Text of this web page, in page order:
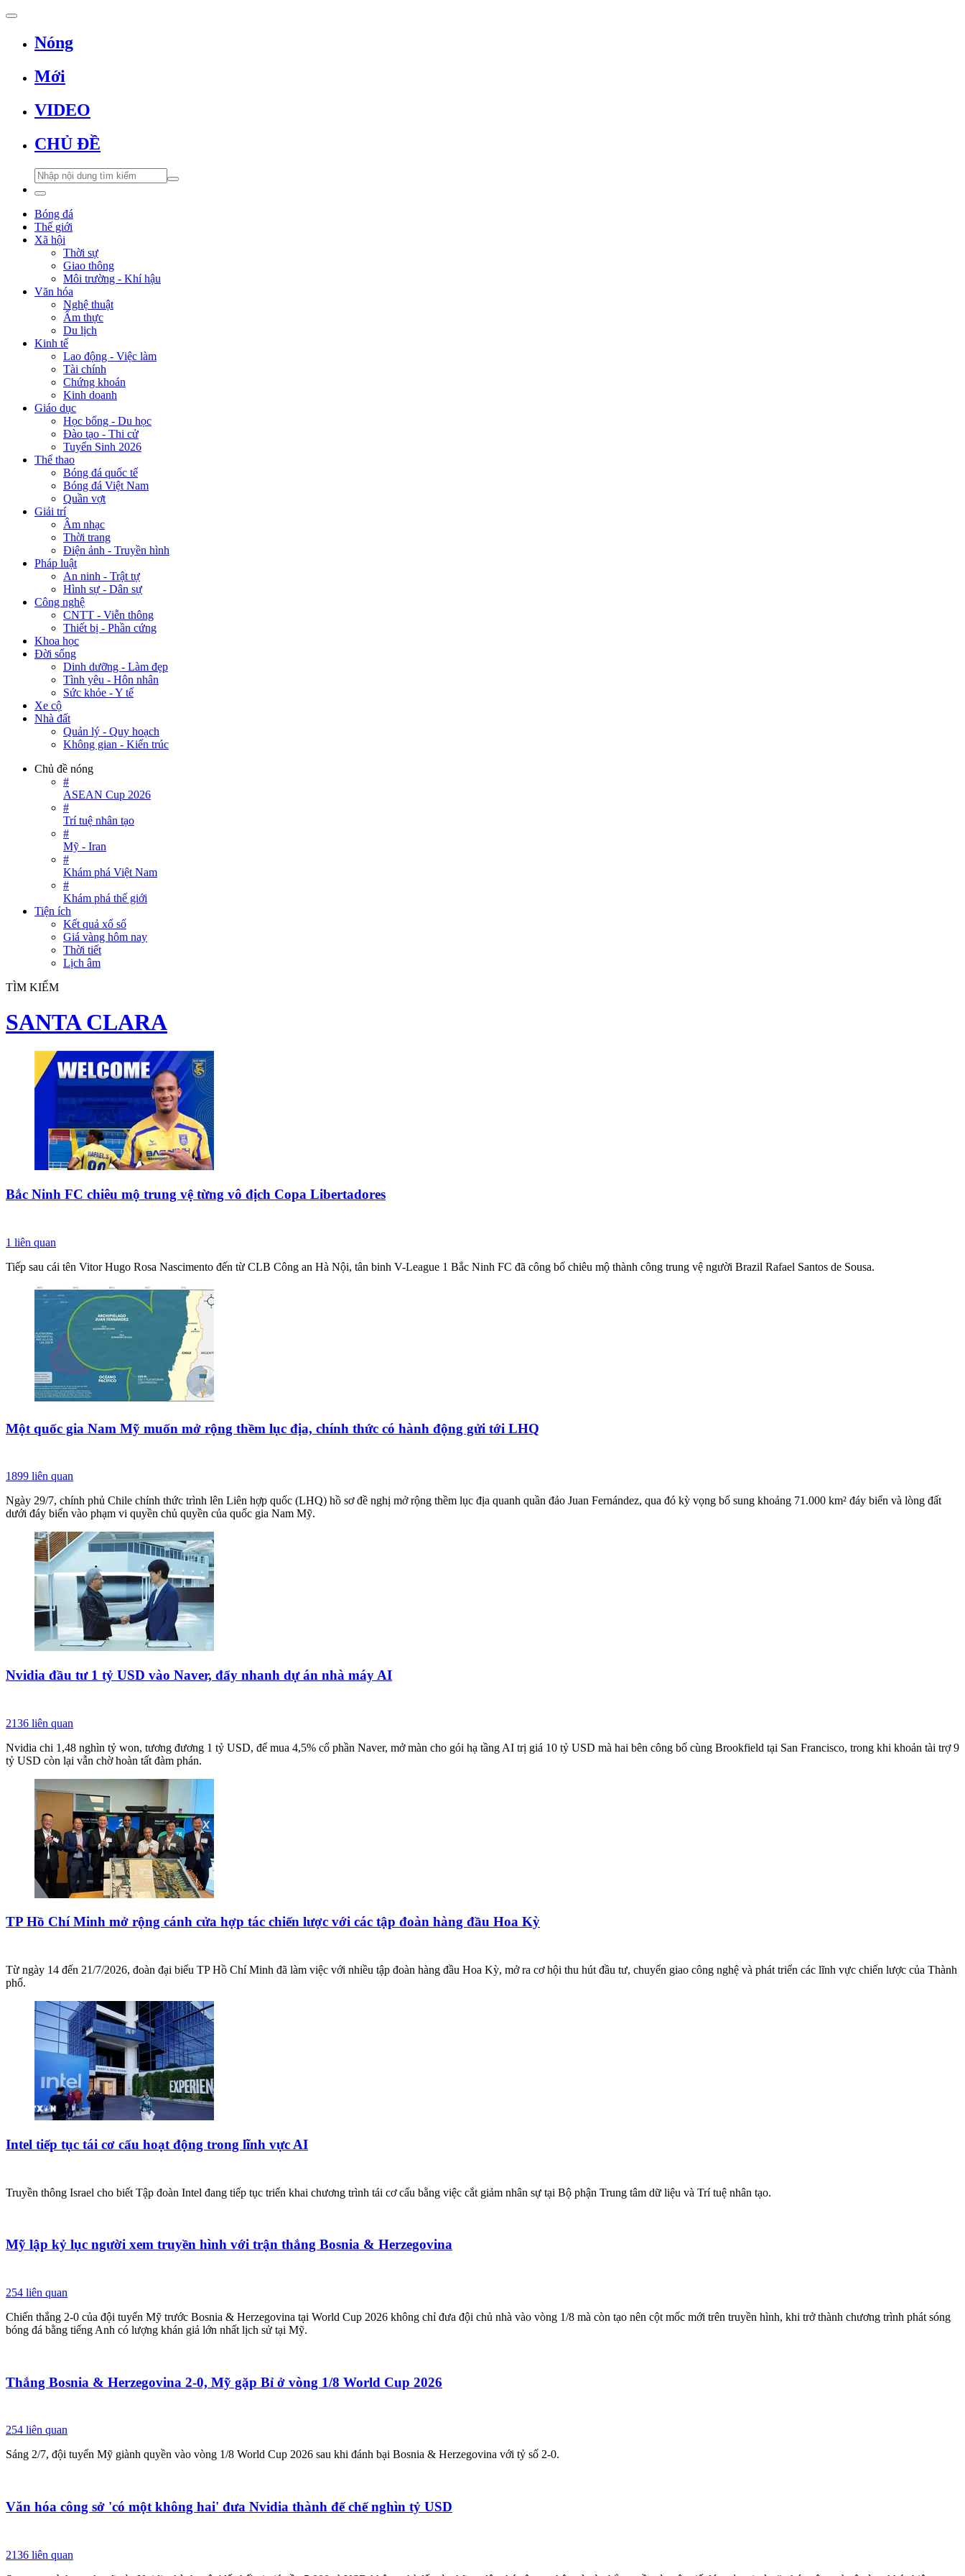
Nóng
Mới
VIDEO
CHỦ ĐỀ
Bóng đá
Thế giới
Xã hội
Thời sự
Giao thông
Môi trường - Khí hậu
Văn hóa
Nghệ thuật
Ẩm thực
Du lịch
Kinh tế
Lao động - Việc làm
Tài chính
Chứng khoán
Kinh doanh
Giáo dục
Học bổng - Du học
Đào tạo - Thi cử
Tuyển Sinh 2026
Thể thao
Bóng đá quốc tế
Bóng đá Việt Nam
Quần vợt
Giải trí
Âm nhạc
Thời trang
Điện ảnh - Truyền hình
Pháp luật
An ninh - Trật tự
Hình sự - Dân sự
Công nghệ
CNTT - Viễn thông
Thiết bị - Phần cứng
Khoa học
Đời sống
Dinh dưỡng - Làm đẹp
Tình yêu - Hôn nhân
Sức khỏe - Y tế
Xe cộ
Nhà đất
Quản lý - Quy hoạch
Không gian - Kiến trúc
Chủ đề nóng
#
ASEAN Cup 2026
#
Trí tuệ nhân tạo
#
Mỹ - Iran
#
Khám phá Việt Nam
#
Khám phá thế giới
Tiện ích
Kết quả xổ số
Giá vàng hôm nay
Thời tiết
Lịch âm
TÌM KIẾM
SANTA CLARA
Bắc Ninh FC chiêu mộ trung vệ từng vô địch Copa Libertadores
1 liên quan
Tiếp sau cái tên Vitor Hugo Rosa Nascimento đến từ CLB Công an Hà Nội, tân binh V-League 1 Bắc Ninh FC đã công bố chiêu mộ thành công trung vệ người Brazil Rafael Santos de Sousa.
Một quốc gia Nam Mỹ muốn mở rộng thềm lục địa, chính thức có hành động gửi tới LHQ
1899 liên quan
Ngày 29/7, chính phủ Chile chính thức trình lên Liên hợp quốc (LHQ) hồ sơ đề nghị mở rộng thềm lục địa quanh quần đảo Juan Fernández, qua đó kỳ vọng bổ sung khoảng 71.000 km² đáy biển và lòng đất
dưới đáy biển vào phạm vi quyền chủ quyền của quốc gia Nam Mỹ.
Nvidia đầu tư 1 tỷ USD vào Naver, đẩy nhanh dự án nhà máy AI
2136 liên quan
Nvidia chi 1,48 nghìn tỷ won, tương đương 1 tỷ USD, để mua 4,5% cổ phần Naver, mở màn cho gói hạ tầng AI trị giá 10 tỷ USD mà hai bên công bố cùng Brookfield tại San Francisco, trong khi khoản tài trợ 9
tỷ USD còn lại vẫn chờ hoàn tất đàm phán.
TP Hồ Chí Minh mở rộng cánh cửa hợp tác chiến lược với các tập đoàn hàng đầu Hoa Kỳ
Từ ngày 14 đến 21/7/2026, đoàn đại biểu TP Hồ Chí Minh đã làm việc với nhiều tập đoàn hàng đầu Hoa Kỳ, mở ra cơ hội thu hút đầu tư, chuyển giao công nghệ và phát triển các lĩnh vực chiến lược của Thành
phố.
Intel tiếp tục tái cơ cấu hoạt động trong lĩnh vực AI
Truyền thông Israel cho biết Tập đoàn Intel đang tiếp tục triển khai chương trình tái cơ cấu bằng việc cắt giảm nhân sự tại Bộ phận Trung tâm dữ liệu và Trí tuệ nhân tạo.
Mỹ lập kỷ lục người xem truyền hình với trận thắng Bosnia & Herzegovina
254 liên quan
Chiến thắng 2-0 của đội tuyển Mỹ trước Bosnia & Herzegovina tại World Cup 2026 không chỉ đưa đội chủ nhà vào vòng 1/8 mà còn tạo nên cột mốc mới trên truyền hình, khi trở thành chương trình phát sóng
bóng đá bằng tiếng Anh có lượng khán giả lớn nhất lịch sử tại Mỹ.
Thắng Bosnia & Herzegovina 2-0, Mỹ gặp Bỉ ở vòng 1/8 World Cup 2026
254 liên quan
Sáng 2/7, đội tuyển Mỹ giành quyền vào vòng 1/8 World Cup 2026 sau khi đánh bại Bosnia & Herzegovina với tỷ số 2-0.
Văn hóa công sở 'có một không hai' đưa Nvidia thành đế chế nghìn tỷ USD
2136 liên quan